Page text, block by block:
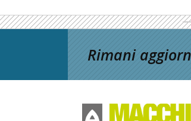
Rimani